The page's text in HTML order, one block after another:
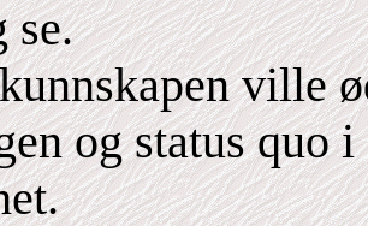
se.
ville
og status quo